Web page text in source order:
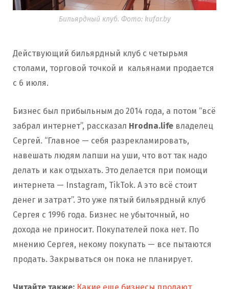
Бильярдный клуб. Фото: kufar.by
Действующий бильярдный клуб с четырьмя
столами, торговой точкой и кальянами продается
с 6 июля.
Бизнес был прибыльным до 2014 года, а потом “всё
забрал интернет”, рассказал Hrodna.life владелец
Сергей. “Главное — себя разрекламировать,
навешать людям лапши на уши, что вот так надо
делать и как отдыхать. Это делается при помощи
интернета — Instagram, TikTok. А это всё стоит
денег и затрат”. Это уже пятый бильярдный клуб
Сергея с 1996 года. Бизнес не убыточный, но
дохода не приносит. Покупателей пока нет. По
мнению Сергея, некому покупать — все пытаются
продать. Закрываться он пока не планирует.